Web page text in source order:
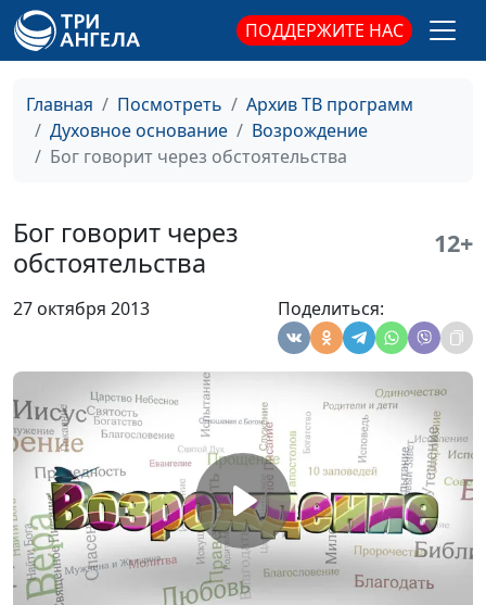
ПОДДЕРЖИТЕ НАС
Главная Посмотреть
Архив ТВ программ
Духовное основание
Возрождение
Бог говорит через обстоятельства
Бог говорит через
обстоятельства
12+
27 октября 2013 Поделиться:
кандидат богословских
наук
кандидат богословских
наук
наук
кандидат богословских
сны
кандидат богословских
#33
Бог говорит через
пророков
Виталий Олийник,
кандидат богословских
наук
#32
Бог говорит через
знамения
Виталий Олийник,
кандидат богословских